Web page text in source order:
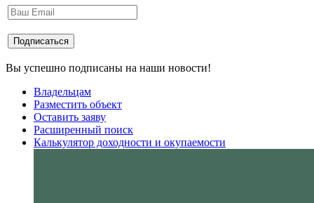
Вы успешно подписаны на наши новости!
Владельцам
Разместить объект
Оставить заяву
Расширенный поиск
Калькулятор доходности и окупаемости